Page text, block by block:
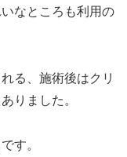
なところも利用の
る、施術後はクリ
りました。
す。